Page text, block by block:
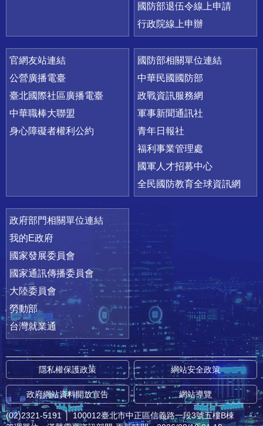
國防部退伍令線上申請
行政院線上申辦
官網友站連結
公營廣播電臺
臺北國際社區廣播電臺
中華職棒大聯盟
身心障礙者權利公約
國防部相關單位連結
中華民國國防部
政戰資訊服務網
軍事新聞通訊社
青年日報社
福利事業管理處
國軍人才招募中心
全民國防教育全球資訊網
政府部門相關單位連結
我的E政府
國家發展委員會
國家通訊傳播委員會
大陸委員會
勞動部
台灣就業通
隱私權保護政策 網站安全政策
政府網站資料開放宣告 網站導覽
(02)2321-5191 │ 100012臺北市中正區信義路一段3號五樓B棟